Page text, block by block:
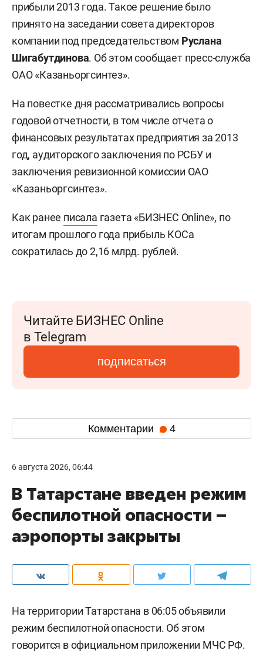
прибыли 2013 года. Такое решение было
принято на заседании совета директоров
компании под председательством Руслана
Шигабутдинова. Об этом сообщает пресс-служба
ОАО «Казаньоргсинтез».
На повестке дня рассматривались вопросы
годовой отчетности, в том числе отчета о
финансовых результатах предприятия за 2013
год, аудиторского заключения по РСБУ и
заключения ревизионной комиссии ОАО
«Казаньоргсинтез».
Как ранее писала газета «БИЗНЕС Online», по
итогам прошлого года прибыль КОСа
сократилась до 2,16 млрд. рублей.
Читайте БИЗНЕС Online
в Telegram
подписаться
Комментарии 4
6 августа 2026, 06:44
В Татарстане введен режим
беспилотной опасности –
аэропорты закрыты
На территории Татарстана в 06:05 объявили
режим беспилотной опасности. Об этом
говорится в официальном приложении МЧС РФ.